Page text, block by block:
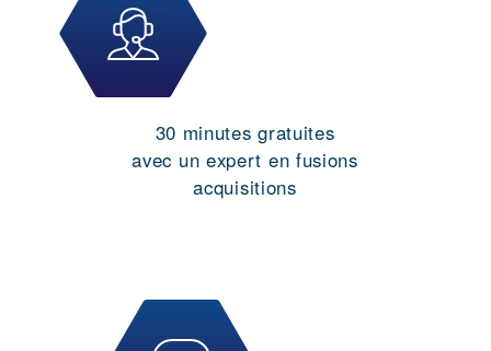
30 minutes gratuites
avec un expert en fusions
acquisitions